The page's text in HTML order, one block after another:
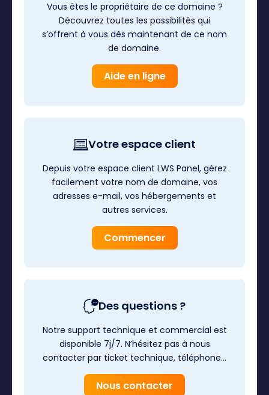
Vous êtes le propriétaire de ce domaine ?
Découvrez toutes les possibilités qui
s’offrent à vous dès maintenant de ce nom
de domaine.
Aide en ligne
Votre espace client
Depuis votre espace client LWS Panel, gérez
facilement votre nom de domaine, vos
adresses e-mail, vos hébergements et
autres services.
Commencer
Des questions ?
Notre support technique et commercial est
disponible 7j/7. N’hésitez pas à nous
contacter par ticket technique, téléphone…
Nous contacter